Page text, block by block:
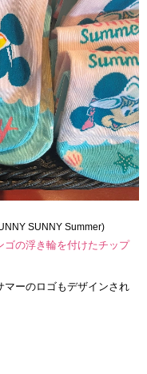
SUNNY Summer)
ゴの浮き輪を付けたチップ
マーのロゴもデザインされ